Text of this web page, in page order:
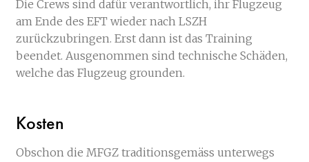
Die Crews sind dafür verantwortlich, ihr Flugzeug
am Ende des EFT wieder nach LSZH
zurückzubringen. Erst dann ist das Training
beendet. Ausgenommen sind technische Schäden,
welche das Flugzeug grounden.
Kosten
Obschon die MFGZ traditionsgemäss unterwegs